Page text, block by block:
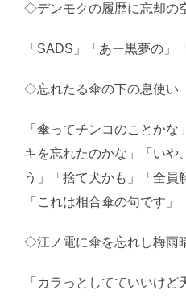
◇デンモクの履歴に忘却
「SADS」「あー黒夢の」
◇忘れたる傘の下の息使
「傘ってチンコのことか
キを忘れたのかな」「いや
う」「捨て犬かも」「全員
「これは相合傘の句です」
◇江ノ電に傘を忘れし梅
「カラっとしてていいけ